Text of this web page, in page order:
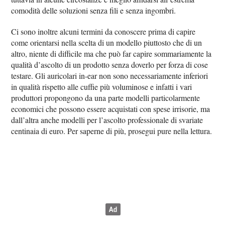
comodità delle soluzioni senza fili e senza ingombri.
Ci sono inoltre alcuni termini da conoscere prima di capire
come orientarsi nella scelta di un modello piuttosto che di un
altro, niente di difficile ma che può far capire sommariamente la
qualità d’ascolto di un prodotto senza doverlo per forza di cose
testare. Gli auricolari in-ear non sono necessariamente inferiori
in qualità rispetto alle cuffie più voluminose e infatti i vari
produttori propongono da una parte modelli particolarmente
economici che possono essere acquistati con spese irrisorie, ma
dall’altra anche modelli per l’ascolto professionale di svariate
centinaia di euro. Per saperne di più, prosegui pure nella lettura.